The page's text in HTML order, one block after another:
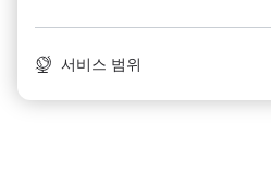
서비스 범위